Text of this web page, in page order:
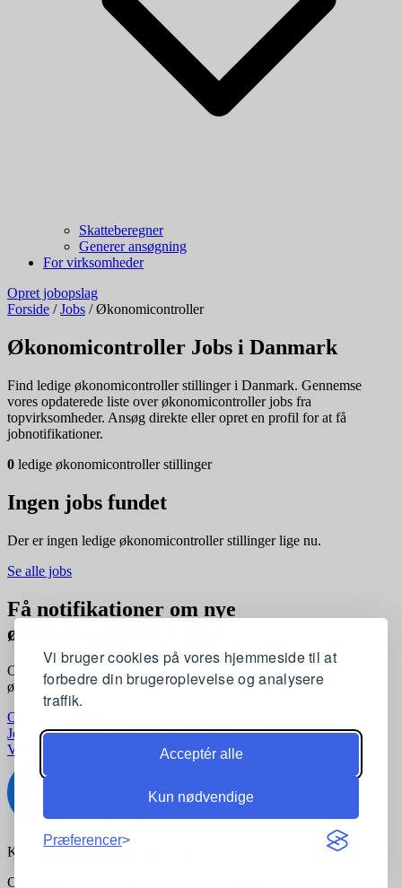
Vi bruger cookies på vores hjemmeside til at
forbedre din brugeroplevelse og analysere
traffik.
Acceptér alle
Kun nødvendige
Præferencer
Skatteberegner
Generer ansøgning
For virksomheder
Opret jobopslag
Forside / Jobs / Økonomicontroller
Økonomicontroller Jobs i Danmark
Find ledige økonomicontroller stillinger i Danmark. Gennemse
vores opdaterede liste over økonomicontroller jobs fra
topvirksomheder. Ansøg direkte eller opret en profil for at få
jobnotifikationer.
0 ledige økonomicontroller stillinger
Ingen jobs fundet
Der er ingen ledige økonomicontroller stillinger lige nu.
Se alle jobs
Få notifikationer om nye
økonomicontroller jobs
Opret en profil og få automatisk besked, når der kommer nye
økonomicontroller stillinger, der matcher dine præferencer
Opret profil gratis
Jobkategorier Joblokationer For virksomheder
Vilkår og betingelser
Privatlivspolitik
Kontakt:support@komvidere.dk
Copyright © 2026 komvidere.dk. Alle rettigheder forbeholdes.